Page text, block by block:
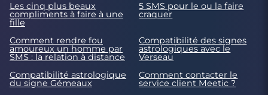
Les cinq plus beaux
compliments à faire à une
fille
5 SMS pour le ou la faire
craquer
Comment rendre fou
amoureux un homme par
SMS : la relation à distance
Compatibilité des signes
astrologiques avec le
Verseau
Compatibilité astrologique
du signe Gémeaux
Comment contacter le
service client Meetic ?